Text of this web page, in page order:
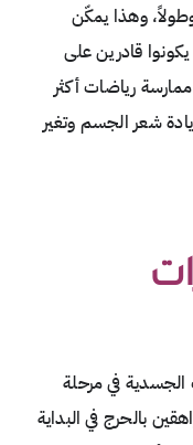
وهذا يمكّن
قادرين على
ممارسة رياضات أكثر
شعر الجسم وتغير
الجسدية في مرحلة
بالحرج في البداية